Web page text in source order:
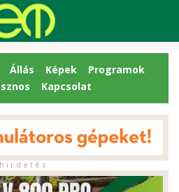
Állás Képek
Programok
Kapcsolat
h i r d e t é s